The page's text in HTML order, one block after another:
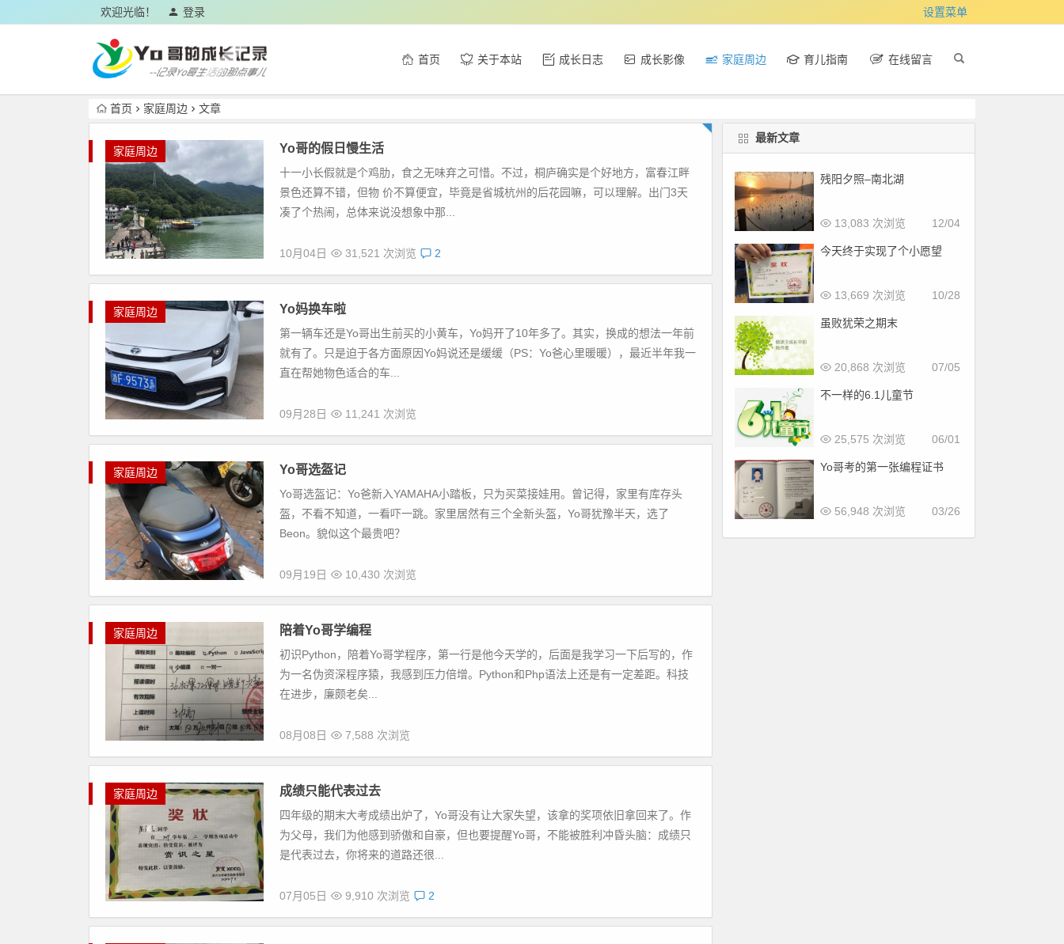
欢迎光临！ 登录 设置菜单
首页 关于本站 成长日志 成长影像 家庭周边 育儿指南 在线留言
首页 家庭周边 文章
家庭周边 Yo哥的假日慢生活
十一小长假就是个鸡肋，食之无味弃之可惜。不过，桐庐确实是个好地方，富春江畔
景色还算不错，但物 价不算便宜，毕竟是省城杭州的后花园嘛，可以理解。出门3天
凑了个热闹，总体来说没想象中那...
10月04日 31,521 次浏览 2
家庭周边 Yo妈换车啦
第一辆车还是Yo哥出生前买的小黄车，Yo妈开了10年多了。其实，换成的想法一年前
就有了。只是迫于各方面原因Yo妈说还是缓缓（PS：Yo爸心里暖暖），最近半年我一
直在帮她物色适合的车...
09月28日 11,241 次浏览
家庭周边 Yo哥选盔记
Yo哥选盔记：Yo爸新入YAMAHA小踏板，只为买菜接娃用。曾记得，家里有库存头
盔，不看不知道，一看吓一跳。家里居然有三个全新头盔，Yo哥犹豫半天，选了
Beon。貌似这个最贵吧？
09月19日 10,430 次浏览
家庭周边 陪着Yo哥学编程
初识Python，陪着Yo哥学程序，第一行是他今天学的，后面是我学习一下后写的，作
为一名伪资深程序猿，我感到压力倍增。Python和Php语法上还是有一定差距。科技
在进步，廉颇老矣...
08月08日 7,588 次浏览
家庭周边 成绩只能代表过去
四年级的期末大考成绩出炉了，Yo哥没有让大家失望，该拿的奖项依旧拿回来了。作
为父母，我们为他感到骄傲和自豪，但也要提醒Yo哥，不能被胜利冲昏头脑：成绩只
是代表过去，你将来的道路还很...
07月05日 9,910 次浏览 2
最新文章
残阳夕照–南北湖
12/04
13,083 次浏览
今天终于实现了个小愿望
10/28
13,669 次浏览
虽败犹荣之期末
07/05
20,868 次浏览
不一样的6.1儿童节
06/01
25,575 次浏览
Yo哥考的第一张编程证书
03/26
56,948 次浏览